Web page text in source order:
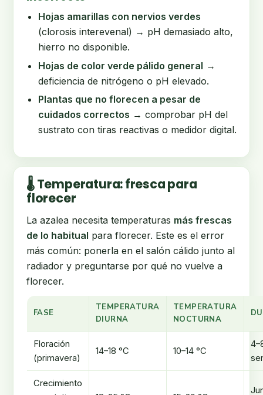
Hojas amarillas con nervios verdes
(clorosis interevenal) → pH demasiado alto,
hierro no disponible.
Hojas de color verde pálido general →
deficiencia de nitrógeno o pH elevado.
Plantas que no florecen a pesar de
cuidados correctos → comprobar pH del
sustrato con tiras reactivas o medidor digital.
🌡️ Temperatura: fresca para
florecer
La azalea necesita temperaturas más frescas
de lo habitual para florecer. Este es el error
más común: ponerla en el salón cálido junto al
radiador y preguntarse por qué no vuelve a
florecer.
FASE
TEMPERATURA
DIURNA
TEMPERATURA
NOCTURNA
Floración
(primavera)
14–18 °C 10–14 °C
Crecimiento